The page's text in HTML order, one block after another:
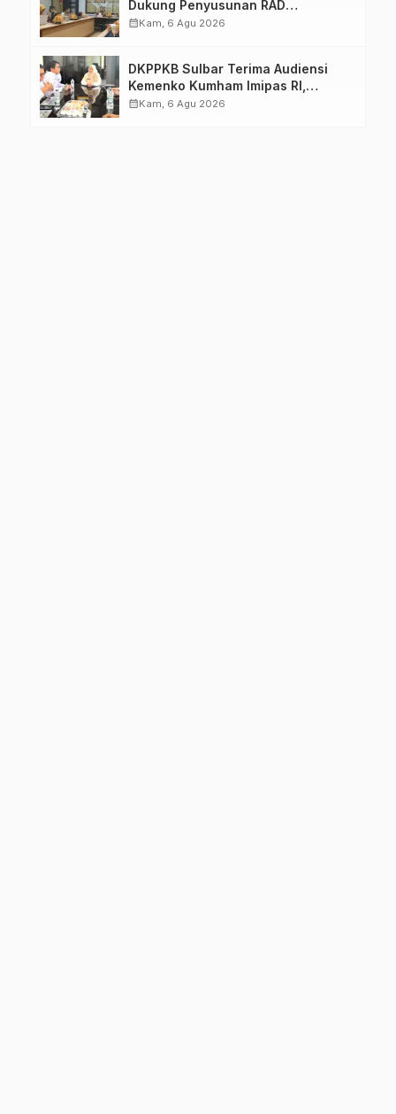
Dukung Penyusunan RAD
TPB/SDGs Sulawesi Barat
calendar_monthKam, 6 Agu 2026
DKPPKB Sulbar Terima Audiensi
Kemenko Kumham Imipas RI,
Perkuat Pelayanan Kesehatan bagi
calendar_monthKam, 6 Agu 2026